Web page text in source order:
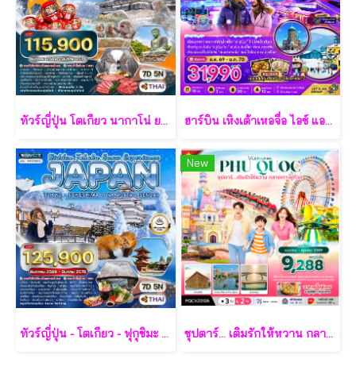
ทัวร์ญี่ปุ่น โตเกียว นากาโน่ ยามานาชิ 7 วัน - TG ฮาร์บิน เหิงเต้าเหอจื่อ ไอซ์ แอนด์ สโนว์ เวิล์ด 7 วัน 5 คืน-XJ
ทัวร์ญี่ปุ่น - โตเกียว - ฟุกุชิมะ - ยามากะตะ - เซนได 7 วัน - TG
New
ซุปตาร์... เติมรักให้หวาน กลางเกาะฟูก๊วก 3 วัน 2 คืน - VZ